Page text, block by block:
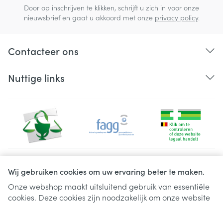
Wij gebruiken cookies om uw ervaring beter te maken.
Onze webshop maakt uitsluitend gebruik van essentiële
cookies. Deze cookies zijn noodzakelijk om onze website
Door op inschrijven te klikken, schrijft u zich in voor onze
nieuwsbrief en gaat u akkoord met onze privacy policy.
Contacteer ons
Nuttige links
Juridische links